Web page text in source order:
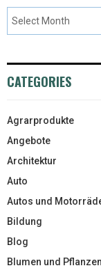
CATEGORIES
Agrarprodukte
Angebote
Architektur
Auto
Autos und
Bildung
Blog
Blumen und Pflanzen